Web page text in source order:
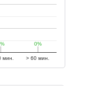
мин. > 60 мин.
0%
0%